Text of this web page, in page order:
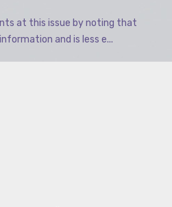
at this issue by noting that
and is less e...